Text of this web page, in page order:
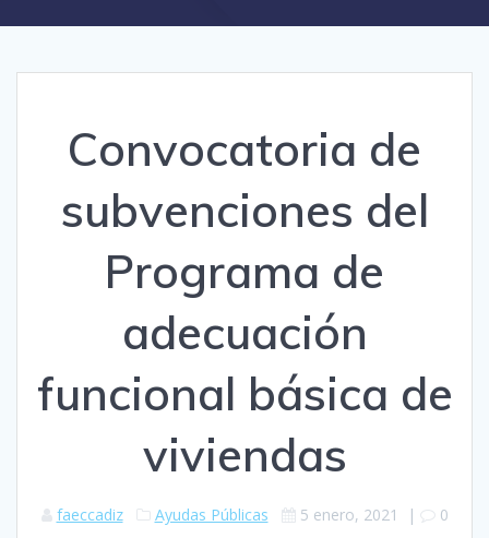
Convocatoria de
subvenciones del
Programa de
adecuación
funcional básica de
viviendas
faeccadiz Ayudas Públicas 5 enero, 2021 | 0